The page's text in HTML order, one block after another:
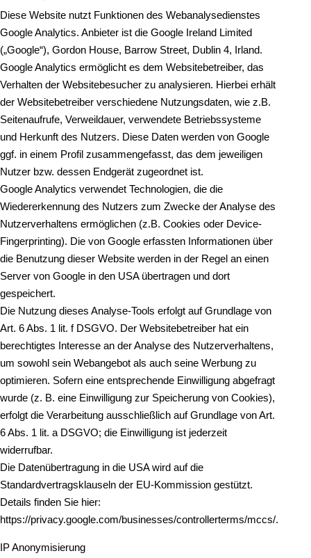
Diese Website nutzt Funktionen des Webanalysedienstes
Google Analytics. Anbieter ist die Google Ireland Limited
(„Google“), Gordon House, Barrow Street, Dublin 4, Irland.
Google Analytics ermöglicht es dem Websitebetreiber, das
Verhalten der Websitebesucher zu analysieren. Hierbei erhält
der Websitebetreiber verschiedene Nutzungsdaten, wie z.B.
Seitenaufrufe, Verweildauer, verwendete Betriebssysteme
und Herkunft des Nutzers. Diese Daten werden von Google
ggf. in einem Profil zusammengefasst, das dem jeweiligen
Nutzer bzw. dessen Endgerät zugeordnet ist.
Google Analytics verwendet Technologien, die die
Wiedererkennung des Nutzers zum Zwecke der Analyse des
Nutzerverhaltens ermöglichen (z.B. Cookies oder Device-
Fingerprinting). Die von Google erfassten Informationen über
die Benutzung dieser Website werden in der Regel an einen
Server von Google in den USA übertragen und dort
gespeichert.
Die Nutzung dieses Analyse-Tools erfolgt auf Grundlage von
Art. 6 Abs. 1 lit. f DSGVO. Der Websitebetreiber hat ein
berechtigtes Interesse an der Analyse des Nutzerverhaltens,
um sowohl sein Webangebot als auch seine Werbung zu
optimieren. Sofern eine entsprechende Einwilligung abgefragt
wurde (z. B. eine Einwilligung zur Speicherung von Cookies),
erfolgt die Verarbeitung ausschließlich auf Grundlage von Art.
6 Abs. 1 lit. a DSGVO; die Einwilligung ist jederzeit
widerrufbar.
Die Datenübertragung in die USA wird auf die
Standardvertragsklauseln der EU-Kommission gestützt.
Details finden Sie hier:
https://privacy.google.com/businesses/controllerterms/mccs/.
IP Anonymisierung